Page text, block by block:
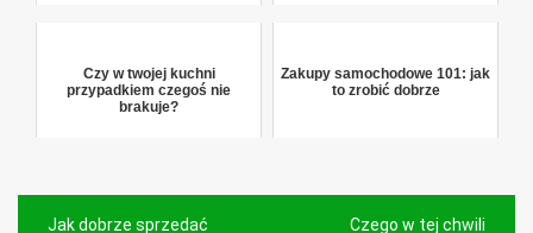
Czy w twojej kuchni
przypadkiem czegoś nie
brakuje?
Zakupy samochodowe 101: jak
to zrobić dobrze
Nawigacja
Jak dobrze sprzedać
Czego w tej chwili